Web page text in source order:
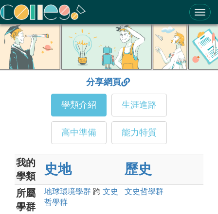
ColleGo! 大學選才與高中育才輔助系統
分享網頁
學類介紹 生涯進路
高中準備 能力特質
我的
學類
史地 歷史
所屬
學群
地球環境學群 跨 文史
哲學群
文史哲學群